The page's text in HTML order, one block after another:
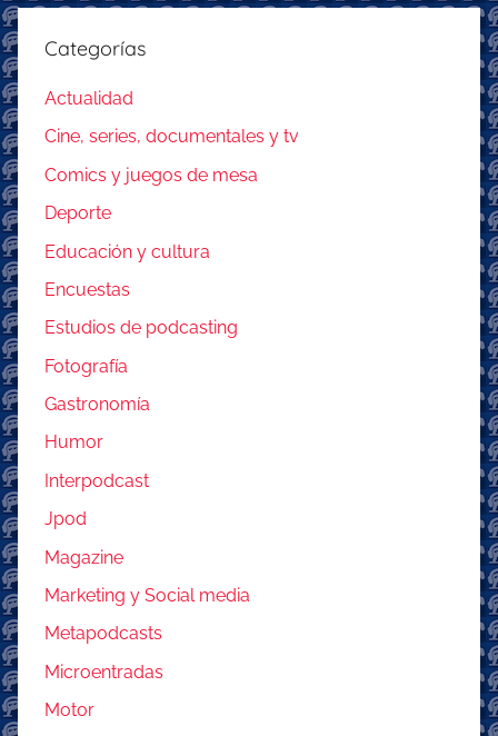
Categorías
Actualidad
Cine, series, documentales y tv
Comics y juegos de mesa
Deporte
Educación y cultura
Encuestas
Estudios de podcasting
Fotografía
Gastronomía
Humor
Interpodcast
Jpod
Magazine
Marketing y Social media
Metapodcasts
Microentradas
Motor